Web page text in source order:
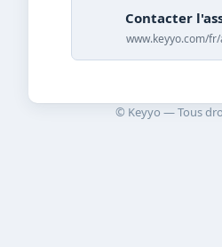
Contacter
www.keyyo.com/
© Keyyo — Tous